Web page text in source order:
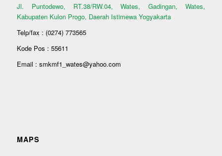
Jl. Puntodewo, RT.38/RW.04, Wates, Gadingan, Wates,
Kabupaten Kulon Progo, Daerah Istimewa Yogyakarta
Telp/fax : (0274) 773565
Kode Pos : 55611
Email : smkmf1_wates@yahoo.com
MAPS